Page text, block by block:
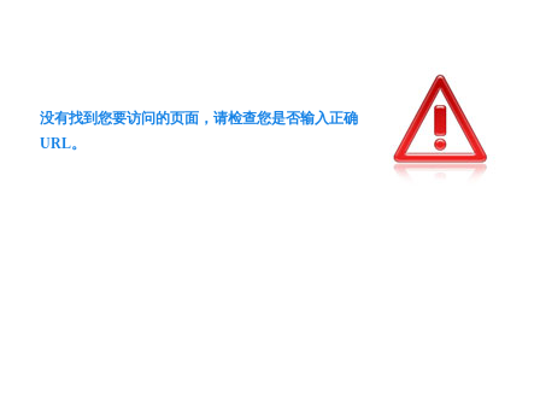
没有找到您要访问的页面，请检查您是否输入正确
URL。